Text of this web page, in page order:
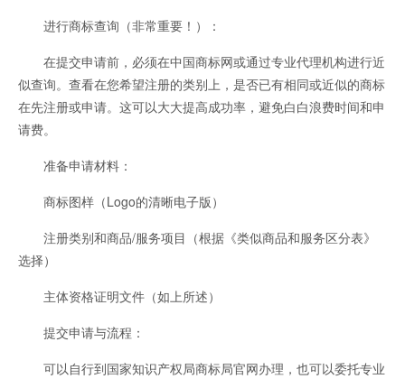
进行商标查询（非常重要！）：
在提交申请前，必须在中国商标网或通过专业代理机构进行近
似查询。查看在您希望注册的类别上，是否已有相同或近似的商标
在先注册或申请。这可以大大提高成功率，避免白白浪费时间和申
请费。
准备申请材料：
商标图样（Logo的清晰电子版）
注册类别和商品/服务项目（根据《类似商品和服务区分表》
选择）
主体资格证明文件（如上所述）
提交申请与流程：
可以自行到国家知识产权局商标局官网办理，也可以委托专业